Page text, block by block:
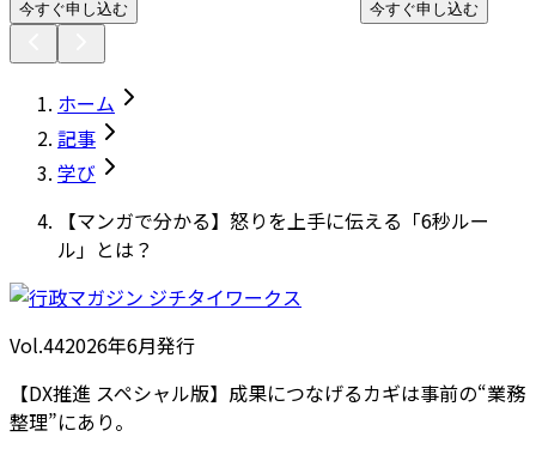
今すぐ申し込む 今すぐ申し込む
ホーム
記事
学び
【マンガで分かる】怒りを上手に伝える「6秒ルー
ル」とは？
Vol.442026年6月発行
【DX推進 スペシャル版】成果につなげるカギは事前の“業務
整理”にあり。